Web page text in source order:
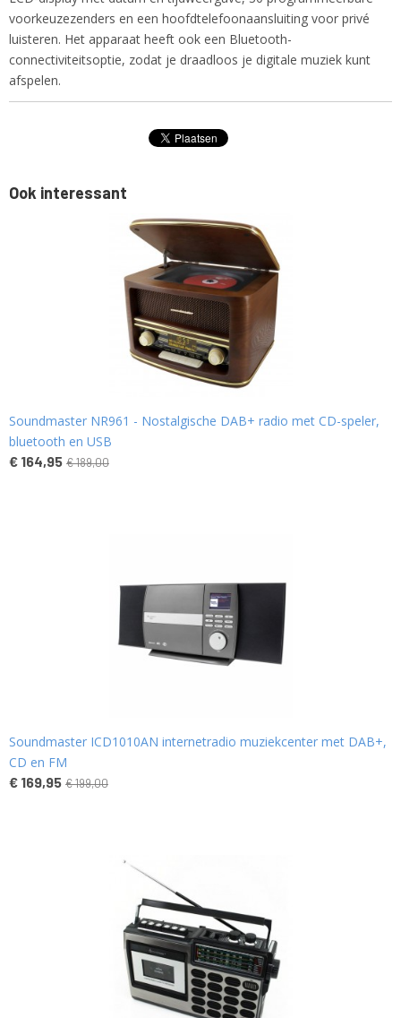
voorkeuzezenders en een hoofdtelefoonaansluiting voor privé
luisteren. Het apparaat heeft ook een Bluetooth-
connectiviteitsoptie, zodat je draadloos je digitale muziek kunt
afspelen.
Ook interessant
Soundmaster NR961 - Nostalgische DAB+ radio met CD-speler,
bluetooth en USB
€ 164,95 € 189,00
Soundmaster ICD1010AN internetradio muziekcenter met DAB+,
CD en FM
€ 169,95 € 199,00